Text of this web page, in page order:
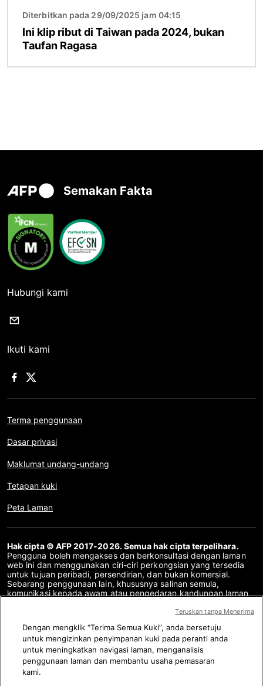
Diterbitkan pada 29/09/2025 jam 04:15
Ini klip ribut di Taiwan pada 2024, bukan
Taufan Ragasa
Semakan Fakta
Hubungi kami
Ikuti kami
Terma penggunaan
Dasar privasi
Maklumat undang-undang
Tetapan kuki
Peta Laman
Hak cipta © AFP 2017-2026. Semua hak cipta terpelihara.
Pengguna boleh mengakses dan berkonsultasi dengan laman
web ini dan menggunakan ciri-ciri perkongsian yang tersedia
untuk tujuan peribadi, persendirian, dan bukan komersial.
Sebarang penggunaan lain, khususnya salinan semula,
komunikasi kepada awam atau pengedaran kandungan laman
sebarang tujuan lain dan/atau dengan cara lain, tanpa
adalah dilarang sama sekali. Perkara yang digambarkan atau
disertakan melalui pautan dalam kandungan Semakan Fakta
disediakan sebanyak yang diperlukan untuk pemahaman yang
betul mengenai pengesahan maklumat yang berkenaan. AFP
belum memperoleh sebarang hak dari para pengarang atau
pemilik hak cipta kandungan pihak ketiga ini dan tidak akan
Dengan mengklik “Terima Semua Kuki”, anda bersetuju
untuk mengizinkan penyimpanan kuki pada peranti anda
untuk meningkatkan navigasi laman, menganalisis
penggunaan laman dan membantu usaha pemasaran
kami.
Teruskan tanpa Menerima